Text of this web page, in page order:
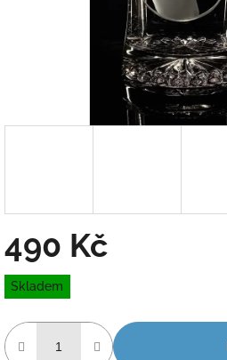
490 Kč
Měrná
cena:
Skladem